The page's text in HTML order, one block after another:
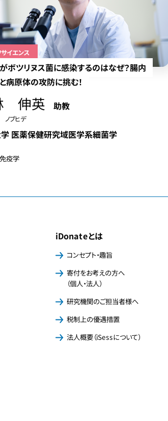
イエンス
ボツリヌス菌に感染するのはなぜ？腸内
病原体の攻防に挑む！
伸英 助教
ノブヒデ
医薬保健研究域医学系細菌学
疫学
iDonateとは
コンセプト・趣旨
寄付をお考えの方へ
（個人・法人）
研究機関のご担当者様へ
税制上の優遇措置
法人概要（iSessについて）